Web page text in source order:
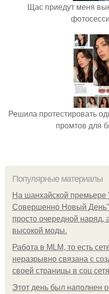
Щас приедут меня
Решила протестировать
промтов для
Популярные материалы
На шанхайской премьере
Совершенно Новый
просто очередной наряд,
высокой моды.
Работа в MLM, то есть
неразрывно связана с
своей страницы в соц
Этот день был наполнен